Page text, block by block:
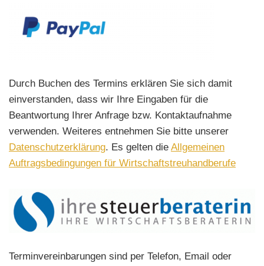
Durch Buchen des Termins erklären Sie sich damit
einverstanden, dass wir Ihre Eingaben für die
Beantwortung Ihrer Anfrage bzw. Kontaktaufnahme
verwenden. Weiteres entnehmen Sie bitte unserer
Datenschutzerklärung. Es gelten die Allgemeinen
Auftragsbedingungen für Wirtschaftstreuhandberufe
Terminvereinbarungen sind per Telefon, Email oder